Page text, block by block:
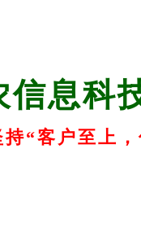
信息科
“客户至上